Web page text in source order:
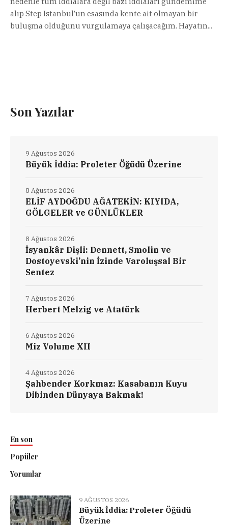
alıp Step Istanbul’un esasında kente ait olmayan bir
buluşma olduğunu vurgulamaya çalışacağım. Hayatın...
Son Yazılar
Büyük İddia: Proleter Öğüdü Üzerine
9 Ağustos 2026
ELİF AYDOĞDU AĞATEKİN: KIYIDA,
GÖLGELER ve GÜNLÜKLER
8 Ağustos 2026
İsyankâr Dişli: Dennett, Smolin ve
Dostoyevski’nin İzinde Varoluşsal Bir
Sentez
8 Ağustos 2026
Herbert Melzig ve Atatürk
7 Ağustos 2026
Miz Volume XII
6 Ağustos 2026
Şahbender Korkmaz: Kasabanın Kuyu
Dibinden Dünyaya Bakmak!
4 Ağustos 2026
En son
Popüler
Yorumlar
9 AĞUSTOS 2026
Büyük İddia: Proleter Öğüdü
Üzerine